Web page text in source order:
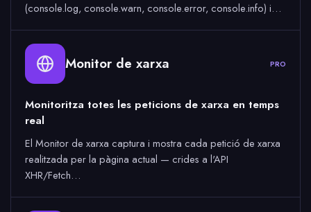
(console.log, console.warn, console.error, console.info) i…
Monitor de xarxa PRO
Monitoritza totes les peticions de xarxa en temps
real
El Monitor de xarxa captura i mostra cada petició de xarxa
realitzada per la pàgina actual — crides a l'API
XHR/Fetch…